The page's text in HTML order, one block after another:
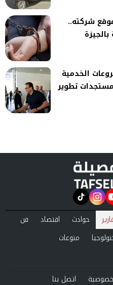
شركته..
الخدمية
مستجدات تطوير
instagram
tiktok
حوادث اقتصاد
فن
منوعات
اتصل بنا